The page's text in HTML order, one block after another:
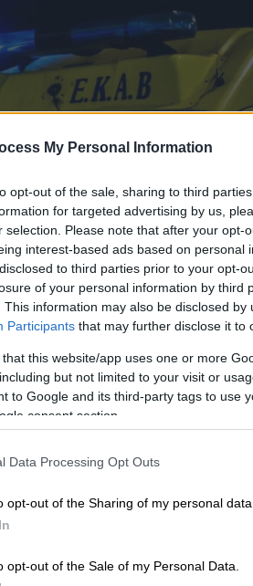
My Personal Information
opt-out of the sale, sharing to third
for targeted advertising by us,
selection. Please note that after your opt-
interest-based ads based on personal
to third parties prior to your opt-
of your personal information by third
This information may also be disclosed
Participants that may further disclose it to
that this website/app uses one or more
but not limited to your visit or
to Google and its third-party tags to use
consent section.
Data Processing Opt Outs
opt-out of the Sharing of my personal data.
opt-out of the Sale of my Personal Data.
έναν άνδρα να κάθεται σε